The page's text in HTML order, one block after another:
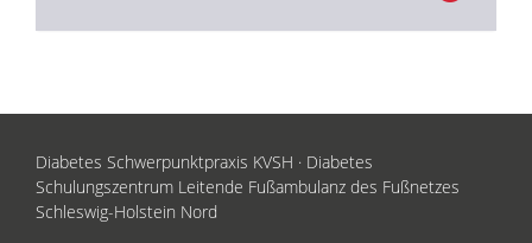
Diabetes Schwerpunktpraxis KVSH · Diabetes
Schulungszentrum Leitende Fußambulanz des Fußnetzes
Schleswig-Holstein Nord